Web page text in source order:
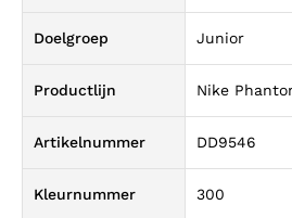
Doelgroep Junior
Productlijn Nike
Artikelnummer DD9546
Kleurnummer 300